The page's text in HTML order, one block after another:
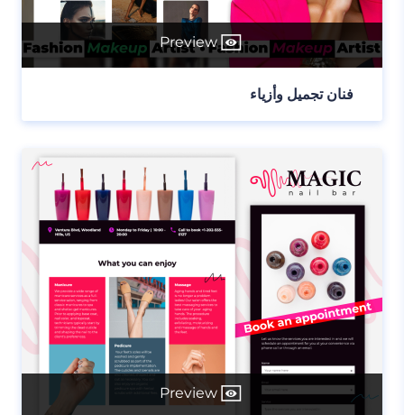
Preview
فنان تجميل وأزياء
Preview